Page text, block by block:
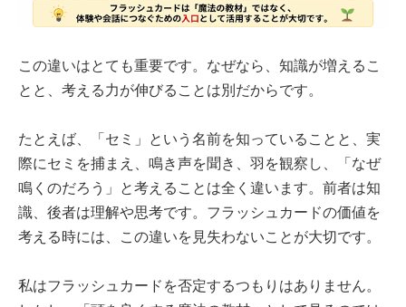
この違いはとても重要です。なぜなら、知識が増えるこ
とと、考える力が伸びることは別だからです。
たとえば、「セミ」という名前を知っていることと、実
際にセミを捕まえ、鳴き声を聞き、羽を観察し、「なぜ
鳴くのだろう」と考えることは全く違います。前者は知
識、後者は理解や思考です。フラッシュカードの価値を
考える時には、この違いを見失わないことが大切です。
私はフラッシュカードを否定するつもりはありません。